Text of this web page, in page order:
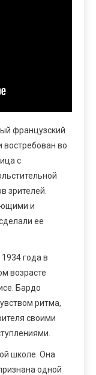
французский
востребован во
с
зрителей.
и
ее
года в
возрасте
Бардо
ритма,
своими
школе. Она
одной